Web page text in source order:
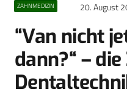
ZAHNMEDIZIN 20. August
“Van nicht
dann?“ –